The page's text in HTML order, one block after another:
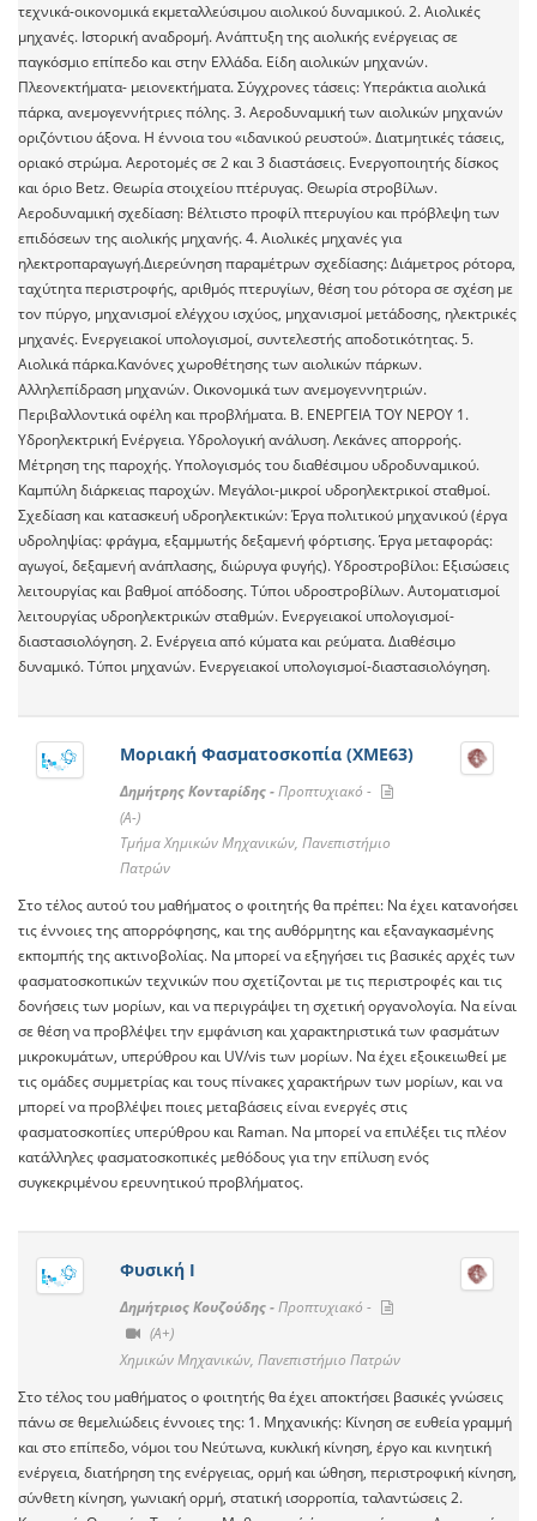
τεχνικά-οικονομικά εκμεταλλεύσιμου αιολικού δυναμικού. 2. Αιολικές
μηχανές. Ιστορική αναδρομή. Ανάπτυξη της αιολικής ενέργειας σε
παγκόσμιο επίπεδο και στην Ελλάδα. Είδη αιολικών μηχανών.
Πλεονεκτήματα- μειονεκτήματα. Σύγχρονες τάσεις: Υπεράκτια αιολικά
πάρκα, ανεμογεννήτριες πόλης. 3. Αεροδυναμική των αιολικών μηχανών
οριζόντιου άξονα. Η έννοια του «ιδανικού ρευστού». Διατμητικές τάσεις,
οριακό στρώμα. Αεροτομές σε 2 και 3 διαστάσεις. Ενεργοποιητής δίσκος
και όριο Betz. Θεωρία στοιχείου πτέρυγας. Θεωρία στροβίλων.
Αεροδυναμική σχεδίαση: Βέλτιστο προφίλ πτερυγίου και πρόβλεψη των
επιδόσεων της αιολικής μηχανής. 4. Αιολικές μηχανές για
ηλεκτροπαραγωγή.Διερεύνηση παραμέτρων σχεδίασης: Διάμετρος ρότορα,
ταχύτητα περιστροφής, αριθμός πτερυγίων, θέση του ρότορα σε σχέση με
τον πύργο, μηχανισμοί ελέγχου ισχύος, μηχανισμοί μετάδοσης, ηλεκτρικές
μηχανές. Ενεργειακοί υπολογισμοί, συντελεστής αποδοτικότητας. 5.
Αιολικά πάρκα.Κανόνες χωροθέτησης των αιολικών πάρκων.
Αλληλεπίδραση μηχανών. Οικονομικά των ανεμογεννητριών.
Περιβαλλοντικά οφέλη και προβλήματα. Β. ΕΝΕΡΓΕΙΑ ΤΟΥ ΝΕΡΟΥ 1.
Υδροηλεκτρική Ενέργεια. Υδρολογική ανάλυση. Λεκάνες απορροής.
Μέτρηση της παροχής. Υπολογισμός του διαθέσιμου υδροδυναμικού.
Καμπύλη διάρκειας παροχών. Μεγάλοι-μικροί υδροηλεκτρικοί σταθμοί.
Σχεδίαση και κατασκευή υδροηλεκτικών: Έργα πολιτικού μηχανικού (έργα
υδροληψίας: φράγμα, εξαμμωτής δεξαμενή φόρτισης. Έργα μεταφοράς:
αγωγοί, δεξαμενή ανάπλασης, διώρυγα φυγής). Υδροστροβίλοι: Εξισώσεις
λειτουργίας και βαθμοί απόδοσης. Τύποι υδροστροβίλων. Αυτοματισμοί
λειτουργίας υδροηλεκτρικών σταθμών. Ενεργειακοί υπολογισμοί-
διαστασιολόγηση. 2. Ενέργεια από κύματα και ρεύματα. Διαθέσιμο
δυναμικό. Τύποι μηχανών. Ενεργειακοί υπολογισμοί-διαστασιολόγηση.
Μοριακή Φασματοσκοπία (ΧΜΕ63)
Δημήτρης Κονταρίδης -Προπτυχιακό -
(A-)
Τμήμα Χημικών Μηχανικών, Πανεπιστήμιο
Πατρών
Στο τέλος αυτού του μαθήματος ο φοιτητής θα πρέπει: Να έχει κατανοήσει
τις έννοιες της απορρόφησης, και της αυθόρμητης και εξαναγκασμένης
εκπομπής της ακτινοβολίας. Να μπορεί να εξηγήσει τις βασικές αρχές των
φασματοσκοπικών τεχνικών που σχετίζονται με τις περιστροφές και τις
δονήσεις των μορίων, και να περιγράψει τη σχετική οργανολογία. Να είναι
σε θέση να προβλέψει την εμφάνιση και χαρακτηριστικά των φασμάτων
μικροκυμάτων, υπερύθρου και UV/vis των μορίων. Να έχει εξοικειωθεί με
τις ομάδες συμμετρίας και τους πίνακες χαρακτήρων των μορίων, και να
μπορεί να προβλέψει ποιες μεταβάσεις είναι ενεργές στις
φασματοσκοπίες υπερύθρου και Raman. Να μπορεί να επιλέξει τις πλέον
κατάλληλες φασματοσκοπικές μεθόδους για την επίλυση ενός
συγκεκριμένου ερευνητικού προβλήματος.
Φυσική Ι
Δημήτριος Κουζούδης -Προπτυχιακό -
(A+)
Χημικών Μηχανικών, Πανεπιστήμιο Πατρών
Στο τέλος του μαθήματος ο φοιτητής θα έχει αποκτήσει βασικές γνώσεις
πάνω σε θεμελιώδεις έννοιες της: 1. Μηχανικής: Κίνηση σε ευθεία γραμμή
και στο επίπεδο, νόμοι του Νεύτωνα, κυκλική κίνηση, έργο και κινητική
ενέργεια, διατήρηση της ενέργειας, ορμή και ώθηση, περιστροφική κίνηση,
σύνθετη κίνηση, γωνιακή ορμή, στατική ισορροπία, ταλαντώσεις 2.